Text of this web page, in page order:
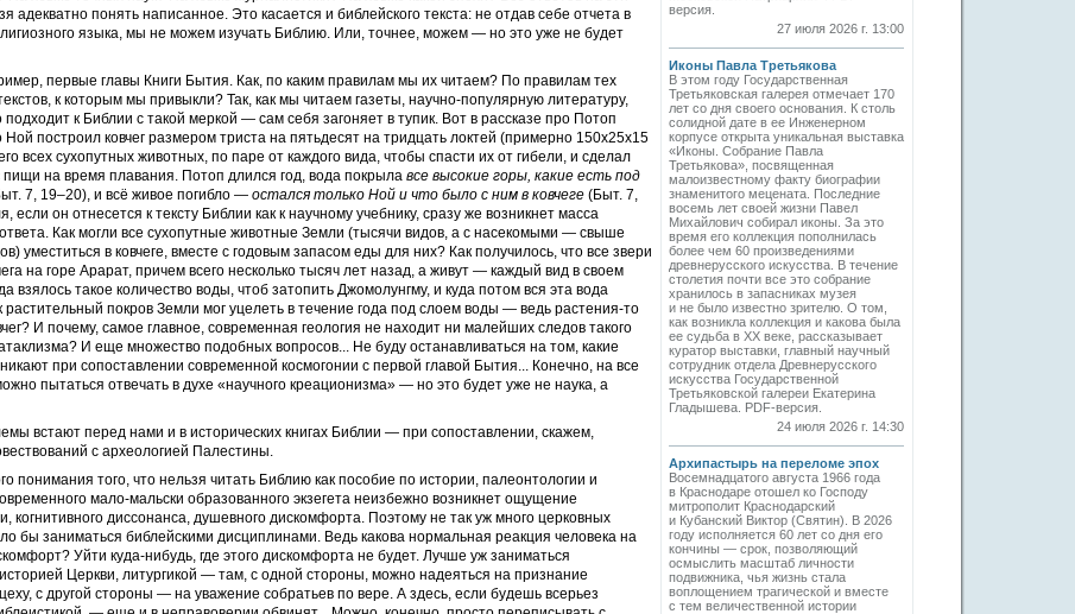
адекватно понять написанное. Это касается и библейского текста: не отдав себе отчета в
языка, мы не можем изучать Библию. Или, точнее, можем — но это уже не будет
первые главы Книги Бытия. Как, по каким правилам мы их читаем? По правилам тех
к которым мы привыкли? Так, как мы читаем газеты, научно-популярную литературу,
подходит к Библии с такой меркой — сам себя загоняет в тупик. Вот в рассказе про Потоп
Ной построил ковчег размером триста на пятьдесят на тридцать локтей (примерно 150х25х15
всех сухопутных животных, по паре от каждого вида, чтобы спасти их от гибели, и сделал
пищи на время плавания. Потоп длился год, вода покрыла все высокие горы, какие есть под
7, 19–20), и всё живое погибло — остался только Ной и что было с ним в ковчеге (Быт. 7,
если он отнесется к тексту Библии как к научному учебнику, сразу же возникнет масса
Как могли все сухопутные животные Земли (тысячи видов, а с насекомыми — свыше
уместиться в ковчеге, вместе с годовым запасом еды для них? Как получилось, что все звери
на горе Арарат, причем всего несколько тысяч лет назад, а живут — каждый вид в своем
взялось такое количество воды, чтоб затопить Джомолунгму, и куда потом вся эта вода
растительный покров Земли мог уцелеть в течение года под слоем воды — ведь растения-то
И почему, самое главное, современная геология не находит ни малейших следов такого
И еще множество подобных вопросов... Не буду останавливаться на том, какие
при сопоставлении современной космогонии с первой главой Бытия... Конечно, на все
пытаться отвечать в духе «научного креационизма» — но это будет уже не наука, а
встают перед нами и в исторических книгах Библии — при сопоставлении, скажем,
с археологией Палестины.
понимания того, что нельзя читать Библию как пособие по истории, палеонтологии и
мало-мальски образованного экзегета неизбежно возникнет ощущение
когнитивного диссонанса, душевного дискомфорта. Поэтому не так уж много церковных
бы заниматься библейскими дисциплинами. Ведь какова нормальная реакция человека на
Уйти куда-нибудь, где этого дискомфорта не будет. Лучше уж заниматься
Церкви, литургикой — там, с одной стороны, можно надеяться на признание
с другой стороны — на уважение собратьев по вере. А здесь, если будешь всерьез
версия.
27 июля 2026 г. 13:00
Иконы Павла Третьякова
В этом году Государственная
Третьяковская галерея отмечает 170
лет со дня своего основания. К столь
солидной дате в ее Инженерном
корпусе открыта уникальная выставка
«Иконы. Собрание Павла
Третьякова», посвященная
малоизвестному факту биографии
знаменитого мецената. Последние
восемь лет своей жизни Павел
Михайлович собирал иконы. За это
время его коллекция пополнилась
более чем 60 произведениями
древнерусского искусства. В течение
столетия почти все это собрание
хранилось в запасниках музея
и не было известно зрителю. О том,
как возникла коллекция и какова была
ее судьба в ХХ веке, рассказывает
куратор выставки, главный научный
сотрудник отдела Древнерусского
искусства Государственной
Третьяковской галереи Екатерина
Гладышева. PDF-версия.
24 июля 2026 г. 14:30
Архипастырь на переломе эпох
Восемнадцатого августа 1966 года
в Краснодаре отошел ко Господу
митрополит Краснодарский
и Кубанский Виктор (Святин). В 2026
году исполняется 60 лет со дня его
кончины — срок, позволяющий
осмыслить масштаб личности
подвижника, чья жизнь стала
воплощением трагической и вместе
с тем величественной истории